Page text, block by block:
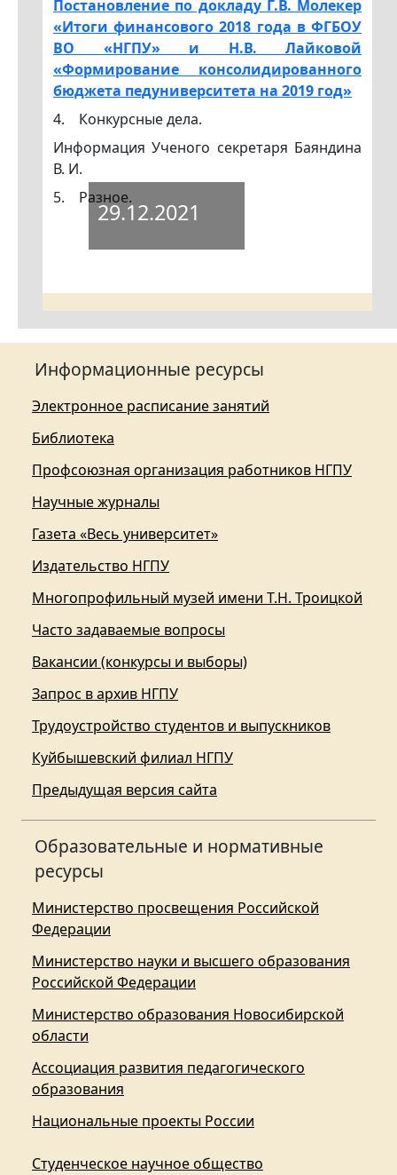
Постановление по докладу Г.В. Молекер
«Итоги финансового 2018 года в ФГБОУ
ВО «НГПУ» и Н.В. Лайковой
«Формирование консолидированного
бюджета педуниверситета на 2019 год»
4. Конкурсные дела.
Информация Ученого секретаря Баяндина
В. И.
5. Разное.
29.12.2021
Информационные ресурсы
Электронное расписание занятий
Библиотека
Профсоюзная организация работников НГПУ
Научные журналы
Газета «Весь университет»
Издательство НГПУ
Многопрофильный музей имени Т.Н. Троицкой
Часто задаваемые вопросы
Вакансии (конкурсы и выборы)
Запрос в архив НГПУ
Трудоустройство студентов и выпускников
Куйбышевский филиал НГПУ
Предыдущая версия сайта
Образовательные и нормативные
ресурсы
Министерство просвещения Российской
Федерации
Министерство науки и высшего образования
Российской Федерации
Министерство образования Новосибирской
области
Ассоциация развития педагогического
образования
Национальные проекты России
Студенческое научное общество